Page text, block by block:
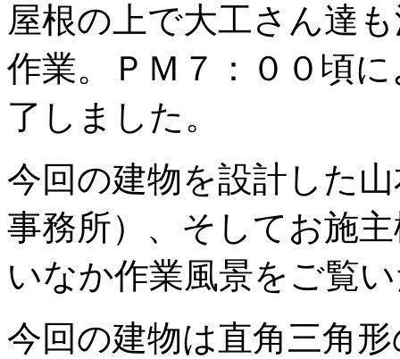
屋根の上で大工さん達
作業。ＰＭ７：００頃
了しました。
今回の建物を設計した
事務所）、そしてお施
いなか作業風景をご覧
今回の建物は直角三角